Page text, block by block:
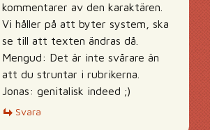
kommentarer av den karaktären.
Vi håller på att byter system, ska
se till att texten ändras då.
Mengud: Det är inte svårare än
att du struntar i rubrikerna.
Jonas: genitalisk indeed ;)
Svara